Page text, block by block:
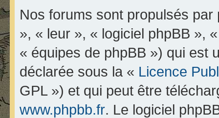
Nos forums sont propulsés
», « leur », « logiciel phpBB »,
« équipes de phpBB ») qui est
déclarée sous la « Licence
GPL ») et qui peut être
www.phpbb.fr. Le logiciel